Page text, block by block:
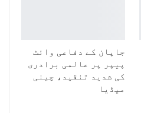
جاپان کے دفاعی وائٹ
پیپر پر عالمی برادری
کی شدید تنقید، چینی
میڈیا